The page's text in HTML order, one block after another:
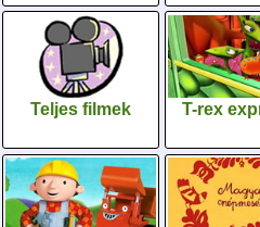
Teljes filmek T-rex